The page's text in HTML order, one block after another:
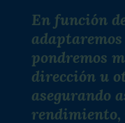
En función
pondremos
dirección u
asegurando
rendimiento,